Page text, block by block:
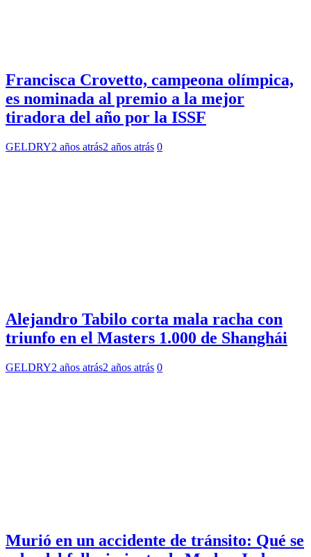
Francisca Crovetto, campeona olímpica,
es nominada al premio a la mejor
tiradora del año por la ISSF
GELDRY2 años atrás2 años atrás 0
Alejandro Tabilo corta mala racha con
triunfo en el Masters 1.000 de Shanghái
GELDRY2 años atrás2 años atrás 0
Murió en un accidente de tránsito: Qué se